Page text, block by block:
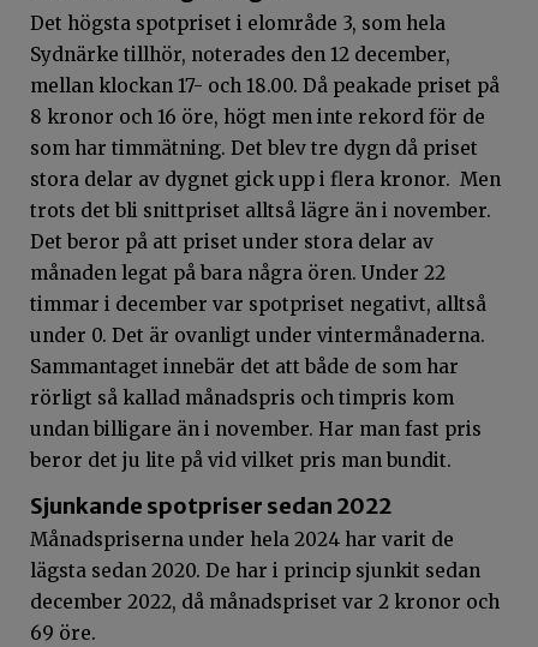
Det högsta spotpriset i elområde 3, som hela
Sydnärke tillhör, noterades den 12 december,
mellan klockan 17- och 18.00. Då peakade priset på
8 kronor och 16 öre, högt men inte rekord för de
som har timmätning. Det blev tre dygn då priset
stora delar av dygnet gick upp i flera kronor. Men
trots det bli snittpriset alltså lägre än i november.
Det beror på att priset under stora delar av
månaden legat på bara några ören. Under 22
timmar i december var spotpriset negativt, alltså
under 0. Det är ovanligt under vintermånaderna.
Sammantaget innebär det att både de som har
rörligt så kallad månadspris och timpris kom
undan billigare än i november. Har man fast pris
beror det ju lite på vid vilket pris man bundit.
Sjunkande spotpriser sedan 2022
Månadspriserna under hela 2024 har varit de
lägsta sedan 2020. De har i princip sjunkit sedan
december 2022, då månadspriset var 2 kronor och
69 öre.